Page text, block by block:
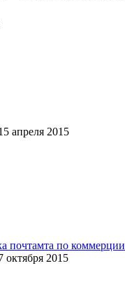
апреля 2015
почтамта по коммерции
октября 2015